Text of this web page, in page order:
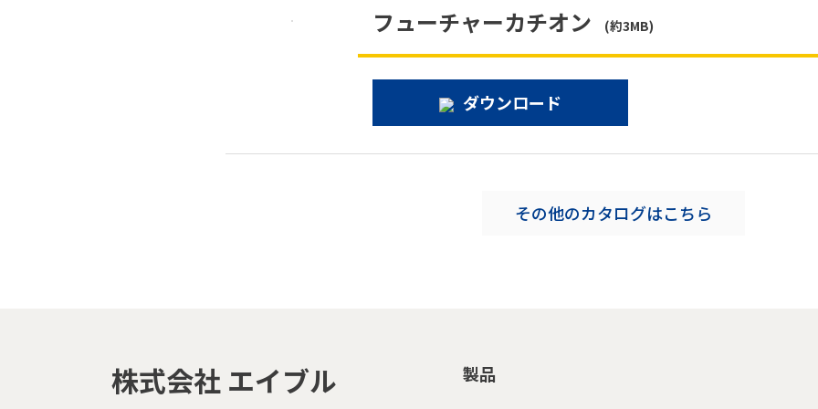
フューチャーカチオン (約3MB)
ダウンロード
その他のカタログはこちら
株式会社 エイブル 製品